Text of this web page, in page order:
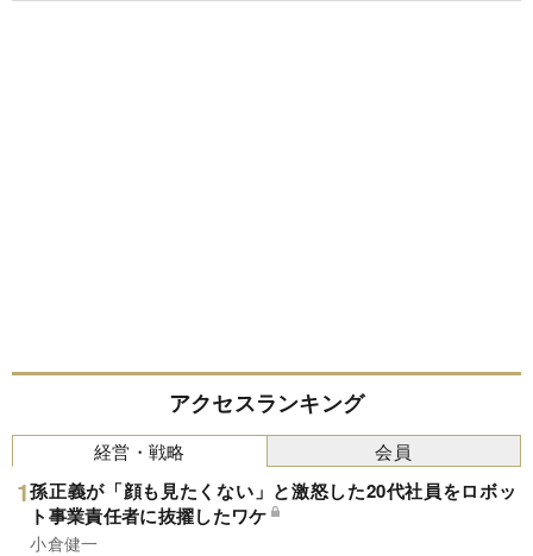
アクセスランキング
経営・戦略
孫正義が「顔も見たくない」と激怒した20代社員をロボッ
ト事業責任者に抜擢したワケ
小倉健一
会員